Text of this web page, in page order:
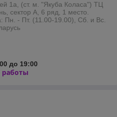
1а, (ст. м. "Якуба Коласа") ТЦ
сектор А, 6 ряд, 1 место.
Пн. - Пт. (11.00-19.00), Сб. и Вс.
до 19:00
работы